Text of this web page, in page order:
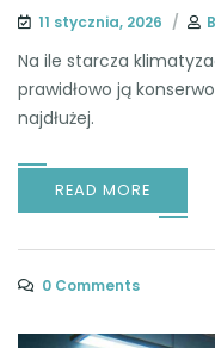
11 stycznia, 2026
Na ile starcza
prawidłowo ją
najdłużej.
READ MORE
0 Comments